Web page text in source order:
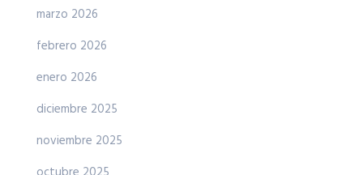
marzo 2026
febrero 2026
enero 2026
diciembre 2025
noviembre 2025